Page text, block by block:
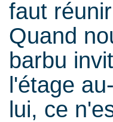
faut
Quand
barbu
l'étage
lui, ce